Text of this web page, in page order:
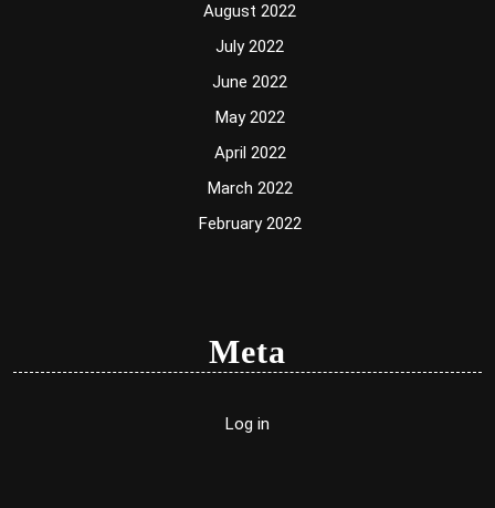
August 2022
July 2022
June 2022
May 2022
April 2022
March 2022
February 2022
Meta
Log in